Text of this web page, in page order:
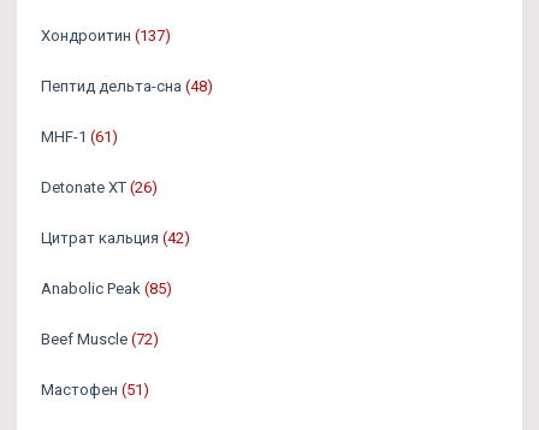
Хондроитин (137)
Пептид дельта-сна (48)
MHF-1 (61)
Detonate XT (26)
Цитрат кальция (42)
Anabolic Peak (85)
Beef Muscle (72)
Мастофен (51)